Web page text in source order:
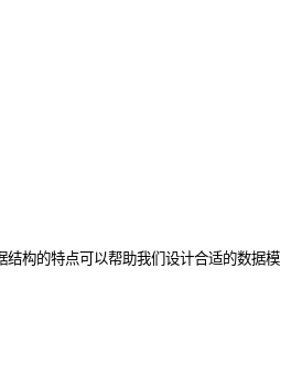
结构的特点可以帮助我们设计合适的数据模